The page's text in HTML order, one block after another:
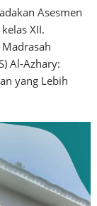
Asesmen
XII.
Al-Azhary:
yang Lebih